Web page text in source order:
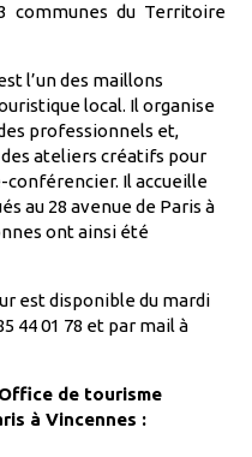
communes du Territoire
l’un des maillons
local. Il organise
professionnels et,
ateliers créatifs pour
conférencier. Il accueille
au 28 avenue de Paris à
ont ainsi été
est disponible du mardi
44 01 78 et par mail à
de tourisme
à Vincennes :